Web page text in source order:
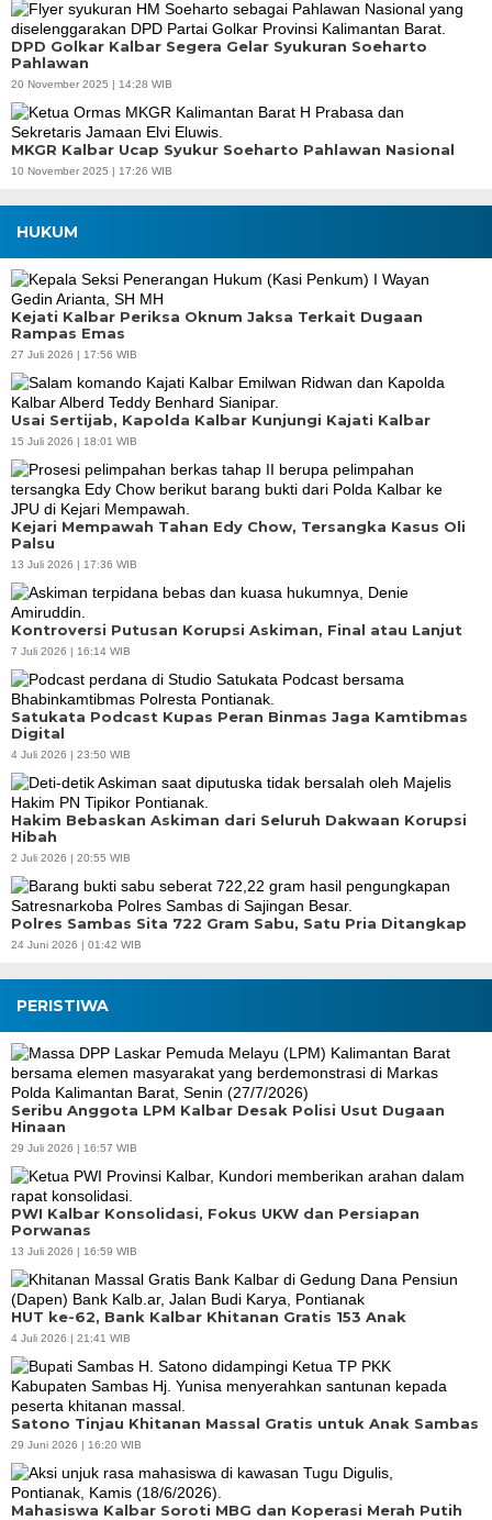
DPD Golkar Kalbar Segera Gelar Syukuran Soeharto
Pahlawan
20 November 2025 | 14:28 WIB
MKGR Kalbar Ucap Syukur Soeharto Pahlawan Nasional
10 November 2025 | 17:26 WIB
HUKUM
Kejati Kalbar Periksa Oknum Jaksa Terkait Dugaan
Rampas Emas
27 Juli 2026 | 17:56 WIB
Usai Sertijab, Kapolda Kalbar Kunjungi Kajati Kalbar
15 Juli 2026 | 18:01 WIB
Kejari Mempawah Tahan Edy Chow, Tersangka Kasus Oli
Palsu
13 Juli 2026 | 17:36 WIB
Kontroversi Putusan Korupsi Askiman, Final atau Lanjut
7 Juli 2026 | 16:14 WIB
Satukata Podcast Kupas Peran Binmas Jaga Kamtibmas
Digital
4 Juli 2026 | 23:50 WIB
Hakim Bebaskan Askiman dari Seluruh Dakwaan Korupsi
Hibah
2 Juli 2026 | 20:55 WIB
Polres Sambas Sita 722 Gram Sabu, Satu Pria Ditangkap
24 Juni 2026 | 01:42 WIB
PERISTIWA
Seribu Anggota LPM Kalbar Desak Polisi Usut Dugaan
Hinaan
29 Juli 2026 | 16:57 WIB
PWI Kalbar Konsolidasi, Fokus UKW dan Persiapan
Porwanas
13 Juli 2026 | 16:59 WIB
HUT ke-62, Bank Kalbar Khitanan Gratis 153 Anak
4 Juli 2026 | 21:41 WIB
Satono Tinjau Khitanan Massal Gratis untuk Anak Sambas
29 Juni 2026 | 16:20 WIB
Mahasiswa Kalbar Soroti MBG dan Koperasi Merah Putih